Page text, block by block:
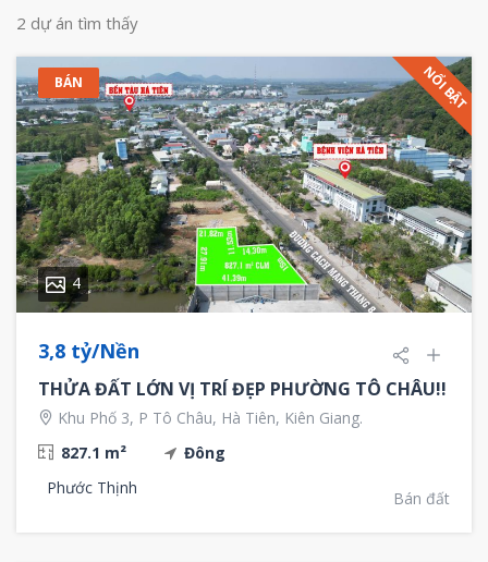
2 dự án tìm thấy
BÁN NỔI BẬT
4
3,8 tỷ/Nền
THỬA ĐẤT LỚN VỊ TRÍ ĐẸP PHƯỜNG TÔ CHÂU!!
Khu Phố 3, P Tô Châu, Hà Tiên, Kiên Giang.
827.1 m²
Đông
Phước Thịnh
Bán đất